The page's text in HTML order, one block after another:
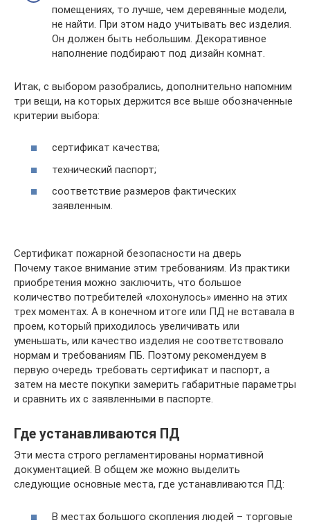
помещениях, то лучше, чем деревянные модели,
не найти. При этом надо учитывать вес изделия.
Он должен быть небольшим. Декоративное
наполнение подбирают под дизайн комнат.
Итак, с выбором разобрались, дополнительно напомним
три вещи, на которых держится все выше обозначенные
критерии выбора:
сертификат качества;
технический паспорт;
соответствие размеров фактических
заявленным.
Сертификат пожарной безопасности на дверь
Почему такое внимание этим требованиям. Из практики
приобретения можно заключить, что большое
количество потребителей «лохонулось» именно на этих
трех моментах. А в конечном итоге или ПД не вставала в
проем, который приходилось увеличивать или
уменьшать, или качество изделия не соответствовало
нормам и требованиям ПБ. Поэтому рекомендуем в
первую очередь требовать сертификат и паспорт, а
затем на месте покупки замерить габаритные параметры
и сравнить их с заявленными в паспорте.
Где устанавливаются ПД
Эти места строго регламентированы нормативной
документацией. В общем же можно выделить
следующие основные места, где устанавливаются ПД:
В местах большого скопления людей – торговые